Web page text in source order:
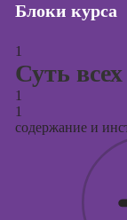
Блоки курса
1
Суть
1
1
содержание и